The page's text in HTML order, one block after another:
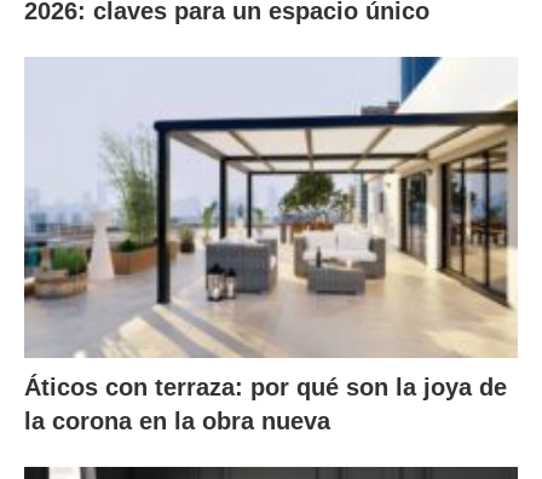
2026: claves para un espacio único
Áticos con terraza: por qué son la joya de
la corona en la obra nueva